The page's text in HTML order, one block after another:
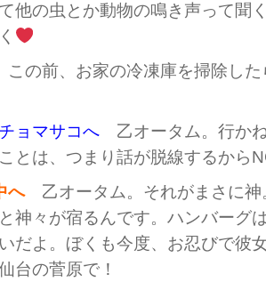
他の虫とか動物の鳴き声って聞
の前、お家の冷凍庫を掃除した
チョマサコへ 乙オータム。行か
とは、つまり話が脱線するから
へ 乙オータム。それがまさに
神々が宿るんです。ハンバーグ
だよ。ぼくも今度、お忍びで彼
台の菅原で！